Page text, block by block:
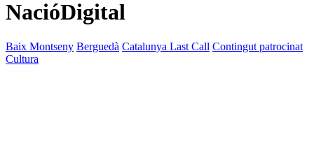
NacióDigital
Baix Montseny Berguedà Catalunya Last Call Contingut patrocinat
Cultura